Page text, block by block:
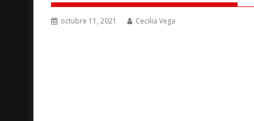
octubre 11, 2021 Cecilia Vega